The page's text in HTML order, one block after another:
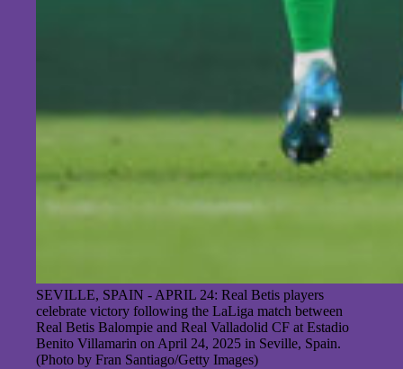
SEVILLE, SPAIN - APRIL 24: Real Betis players
celebrate victory following the LaLiga match between
Real Betis Balompie and Real Valladolid CF at Estadio
Benito Villamarin on April 24, 2025 in Seville, Spain.
(Photo by Fran Santiago/Getty Images)